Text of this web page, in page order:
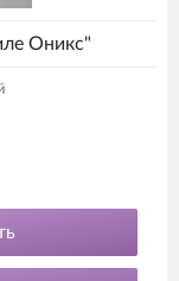
Оникс"